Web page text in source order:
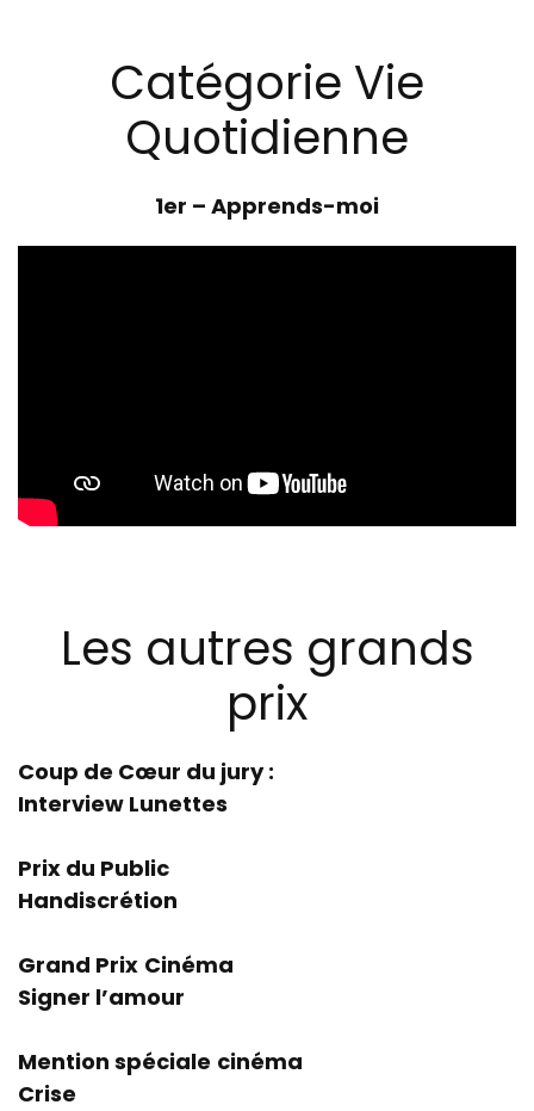
Catégorie Vie
Quotidienne
1er – Apprends-moi
Les autres grands
prix
Coup de Cœur du jury :
Interview Lunettes
Prix du Public
Handiscrétion
Grand Prix Cinéma
Signer l’amour
Mention spéciale cinéma
Crise